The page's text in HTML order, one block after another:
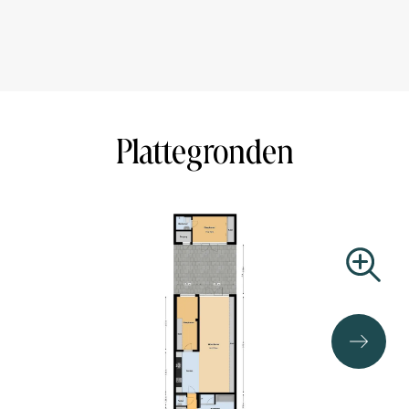
minutes walking distance. The Sarphatipark is a 5-minute
walk away, perfect for a nice picnic or walk.
The North/South line around the corner provides ideal
accessibility. With this you are within 5 minutes at
Amsterdam Central Station and within a few minutes you
are at Amsterdam South Station. In addition, streetcar
(lines 3, 12 and 24) and bus (line 246) are also around the
corner. The A1 and A2 freeways and the A10 ring road
can be reached by car within 10 minutes.
AREA ACCORDING TO NEN 2580:
Plattegronden